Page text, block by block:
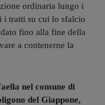
ordinaria lungo i
i tratti su cui lo sfalcio
fino alla fine della
a contenerne la
nel comune di
del Giappone,